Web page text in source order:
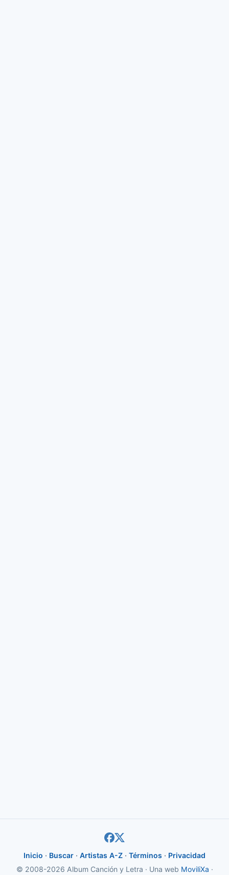
Inicio · Buscar · Artistas A-Z · Términos · Privacidad
© 2008-2026 Album Canción y Letra · Una web MoviliXa ·